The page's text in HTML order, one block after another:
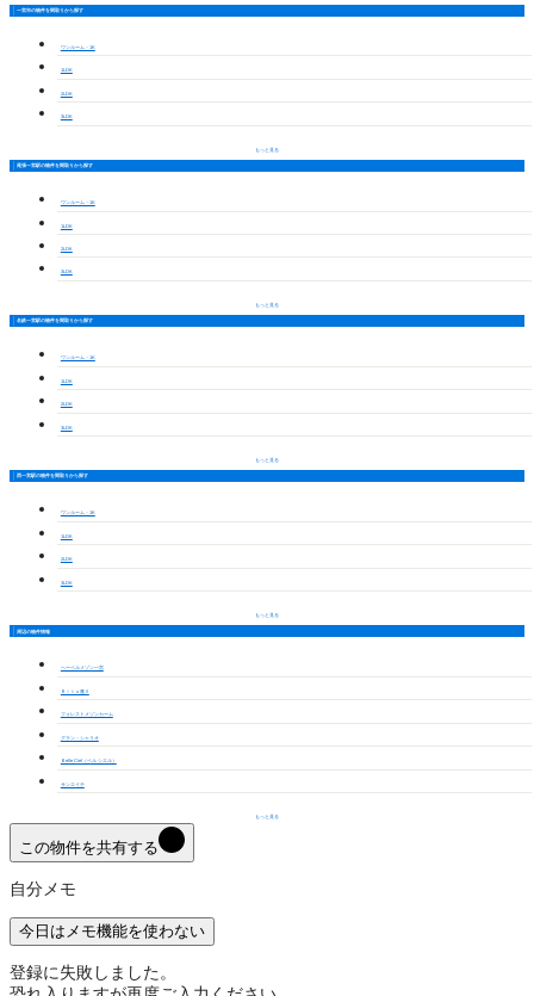
一宮市の物件を間取りから探す
ワンルーム・1K
1LDK
2LDK
3LDK
もっと見る
尾張一宮駅の物件を間取りから探す
ワンルーム・1K
1LDK
2LDK
3LDK
もっと見る
名鉄一宮駅の物件を間取りから探す
ワンルーム・1K
1LDK
2LDK
3LDK
もっと見る
西一宮駅の物件を間取りから探す
ワンルーム・1K
1LDK
2LDK
3LDK
もっと見る
周辺の物件情報
ヘーベルメゾン一宮
Ｒｉｔｕ雅Ⅱ
フォレストメゾンカーム
グラン・シャリオ
Ｂelle Ciel（ベル シエル）
サンエイチ
もっと見る
この物件を共有する
自分メモ
今日はメモ機能を使わない
登録に失敗しました。